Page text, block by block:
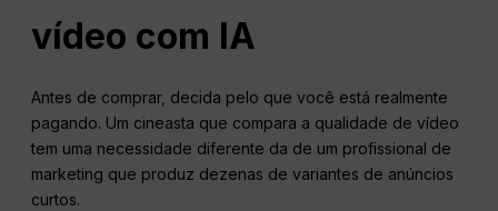
vídeo com IA
Antes de comprar, decida pelo que você está realmente
pagando. Um cineasta que compara a qualidade de vídeo
tem uma necessidade diferente da de um profissional de
marketing que produz dezenas de variantes de anúncios
curtos.